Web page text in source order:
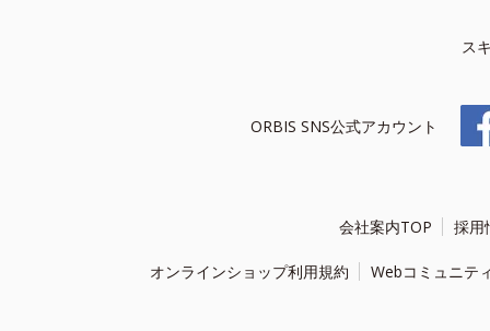
ス
ORBIS SNS公式アカウント
会社案内TOP 採用
オンラインショップ利用規約 Webコミュニテ